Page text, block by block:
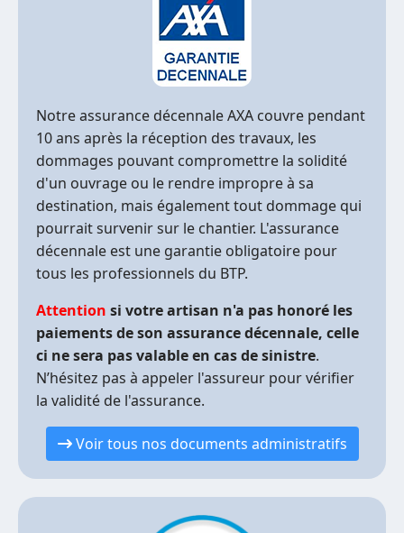
Notre assurance décennale AXA couvre pendant
10 ans après la réception des travaux, les
dommages pouvant compromettre la solidité
d'un ouvrage ou le rendre impropre à sa
destination, mais également tout dommage qui
pourrait survenir sur le chantier. L'assurance
décennale est une garantie obligatoire pour
tous les professionnels du BTP.
Attention si votre artisan n'a pas honoré les
paiements de son assurance décennale, celle
ci ne sera pas valable en cas de sinistre.
N’hésitez pas à appeler l'assureur pour vérifier
la validité de l'assurance.
Voir tous nos documents administratifs